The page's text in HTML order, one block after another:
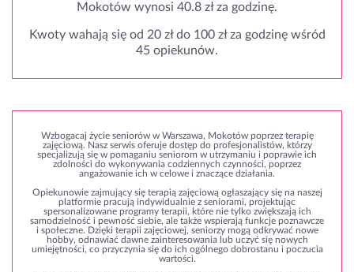
Mokotów wynosi 40.8 zł za godzinę.
Kwoty wahają się od 20 zł do 100 zł za godzinę wśród
45 opiekunów.
Wzbogacaj życie seniorów w Warszawa, Mokotów poprzez terapię
zajęciową. Nasz serwis oferuje dostęp do profesjonalistów, którzy
specjalizują się w pomaganiu seniorom w utrzymaniu i poprawie ich
zdolności do wykonywania codziennych czynności, poprzez
angażowanie ich w celowe i znaczące działania.
Opiekunowie zajmujący się terapią zajęciową ogłaszający się na naszej
platformie pracują indywidualnie z seniorami, projektując
spersonalizowane programy terapii, które nie tylko zwiększają ich
samodzielność i pewność siebie, ale także wspierają funkcje poznawcze
i społeczne. Dzięki terapii zajęciowej, seniorzy mogą odkrywać nowe
hobby, odnawiać dawne zainteresowania lub uczyć się nowych
umiejętności, co przyczynia się do ich ogólnego dobrostanu i poczucia
wartości.